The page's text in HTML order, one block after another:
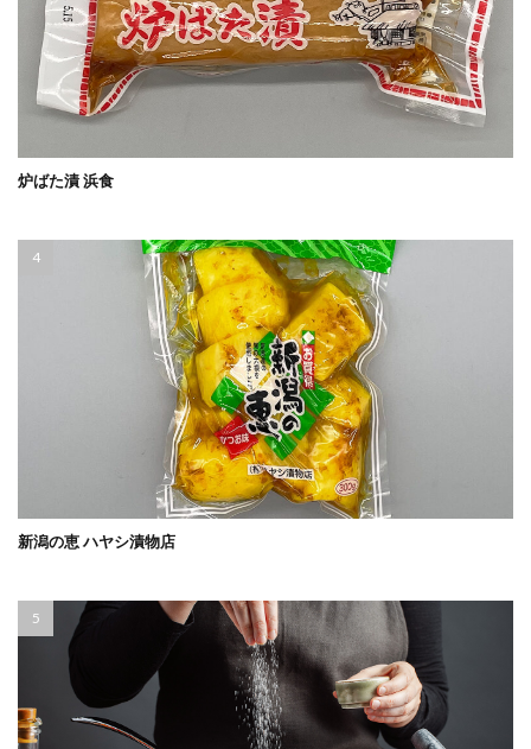
炉ばた漬 浜食
新潟の恵 ハヤシ漬物店